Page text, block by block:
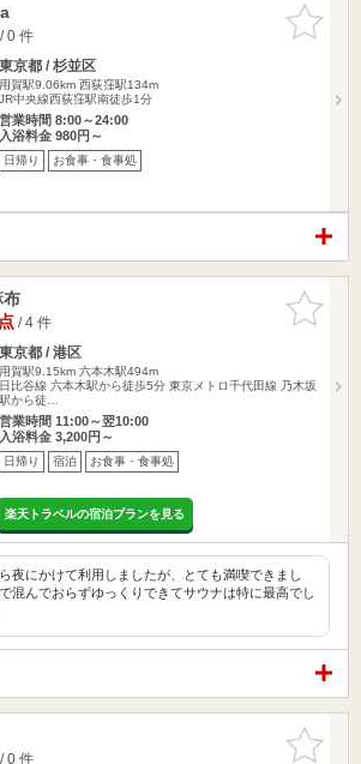
お気に入
りに追加
0 件
東京都 / 杉並区
用賀駅9.06km 西荻窪駅134m
JR中央線西荻窪駅南徒歩1分
営業時間 8:00～24:00
入浴料金 980円～
日帰り お食事・食事処
お気に入
りに追加
/ 4 件
東京都 / 港区
用賀駅9.15km 六本木駅494m
日比谷線 六本木駅から徒歩5分 東京メトロ千代田線 乃木坂
駅から徒…
営業時間 11:00～翌10:00
入浴料金 3,200円～
日帰り 宿泊 お食事・食事処
楽天トラベルの宿泊プランを見る
夜にかけて利用しましたが、とても満喫できまし
混んでおらずゆっくりできてサウナは特に最高でし
お気に入
りに追加
0 件